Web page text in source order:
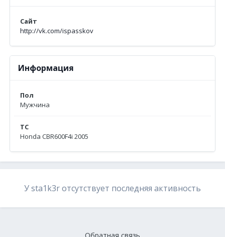
Сайт
http://vk.com/ispasskov
Информация
Пол
Мужчина
ТС
Honda CBR600F4i 2005
У sta1k3r отсутствует последняя активность